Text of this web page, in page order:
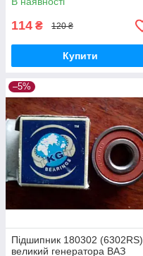
114 ₴ 120 ₴
Купити
–5%
Підшипник 180302 (6302RS)
великий генератора ВАЗ